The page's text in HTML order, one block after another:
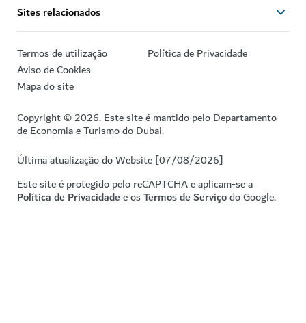
Sites relacionados
Termos de utilização
Política de Privacidade
Aviso de Cookies
Mapa do site
Copyright © 2026. Este site é mantido pelo Departamento
de Economia e Turismo do Dubai.
Última atualização do Website [07/08/2026]
Este site é protegido pelo reCAPTCHA e aplicam-se a
Política de Privacidadee osTermos de Serviçodo Google.